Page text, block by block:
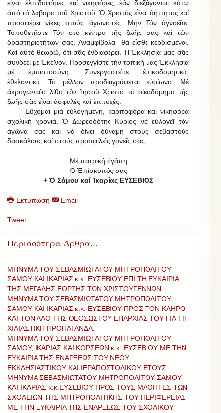
εἶναι ἐλπιδοφόρες καί νικηφόρες, ἐάν διεξάγονται κάτω
ἀπό τό λάβαρο τοῦ Χριστοῦ. Ὁ Χριστός εἶναι ἀήττητος καί
προσφέρει νίκες στούς ἀγωνιστές. Μήν Τόν ἀγνοεῖτε.
Τοποθετῆστε Τόν στό κέντρο τῆς ζωῆς σας καί τῶν
δραστηριοτήτων σας. Ἀναμφίβολα θά εἶσθε κερδισμένοι.
Καί αὐτό θεωρῶ, ὅτι σᾶς ἐνδιαφέρει. Ἡ Ἐκκλησία μας σᾶς
συνδέει μέ Ἐκεῖνον. Προσεγγίστε τήν τοπική μας Ἐκκλησία
μέ ἐμπιστοσύνη. Συνεργαστεῖτε ἐπικοδομητικά,
ἐθελοντικά. Τό μέλλον προδιαγράφεται εὐοίωνο. Μέ
ἀκρογωνιαῖο λίθο τόν Ἰησοῦ Χριστό τό οἰκοδόμημα τῆς
ζωῆς σᾶς εἶναι ἀσφαλές καί ἐπιτυχές.
Εὔχομαι μιά εὐλογημένη, καρποφόρα καί νικηφόρα
σχολική χρονιά. Ὁ Δωρεοδότης Κύριος νά εὐλογεῖ τόν
ἀγώνα σας καί νά δίνει δύναμη στούς σεβαστούς
δασκάλους καί στούς προσφιλεῖς γονεῖς σας.
Μέ πατρική ἀγάπη
Ὁ Ἐπίσκοπός σας
+ Ὁ Σάμου καί Ἰκαρίας ΕΥΣΕΒΙΟΣ
Εκτύπωση Email
Tweet
Περισσότερα Άρθρα...
ΜΗΝΥΜΑ ΤΟΥ ΣΕΒΑΣΜΙΩΤΑΤΟΥ ΜΗΤΡΟΠΟΛΙΤΟΥ
ΣΑΜΟΥ ΚΑΙ ΙΚΑΡΙΑΣ κ.κ. ΕΥΣΕΒΙΟΥ ΕΠΙ ΤΗ ΕΥΚΑΙΡΙΑ
ΤΗΣ ΜΕΓΑΛΗΣ ΕΟΡΤΗΣ ΤΩΝ ΧΡΙΣΤΟΥΓΕΝΝΩΝ.
ΜΗΝΥΜΑ ΤΟΥ ΣΕΒΑΣΜΙΩΤΑΤΟΥ ΜΗΤΡΟΠΟΛΙΤΟΥ
ΣΑΜΟΥ ΚΑΙ ΙΚΑΡΙΑΣ κ.κ. ΕΥΣΕΒΙΟΥ ΠΡΟΣ ΤΟΝ ΚΛΗΡΟ
ΚΑΙ ΤΟΝ ΛΑΟ ΤΗΣ ΘΕΟΣΩΣΤΟΥ ΕΠΑΡΧΙΑΣ ΤΟΥ ΓΙΑ ΤΗ
ΧΙΛΙΑΣΤΙΚΗ ΠΡΟΠΑΓΑΝΔΑ.
ΜΗΝΥΜΑ ΤΟΥ ΣΕΒΑΣΜΙΩΤΑΤΟΥ ΜΗΤΡΟΠΟΛΙΤΟΥ
ΣΑΜΟΥ, ΙΚΑΡΙΑΣ ΚΑΙ ΚΟΡΣΕΩΝ κ.κ. ΕΥΣΕΒΙΟΥ ΜΕ ΤΗΝ
ΕΥΚΑΙΡΙΑ ΤΗΣ ΕΝΑΡΞΕΩΣ ΤΟΥ ΝΕΟΥ
ΕΚΚΛΗΣΙΑΣΤΙΚΟΥ ΚΑΙ ΙΕΡΑΠΟΣΤΟΛΙΚΟΥ ΕΤΟΥΣ.
ΜΗΝΥΜΑ ΣΕΒΑΣΜΙΩΤΑΤΟΥ ΜΗΤΡΟΠΟΛΙΤΟΥ ΣΑΜΟΥ
ΚΑΙ ΙΚΑΡΙΑΣ κ.κ.ΕΥΣΕΒΙΟΥ ΠΡΟΣ ΤΟΥΣ ΜΑΘΗΤΕΣ ΤΩΝ
ΣΧΟΛΕΙΩΝ ΤΗΣ ΜΗΤΡΟΠΟΛΙΤΙΚΗΣ ΤΟΥ ΠΕΡΙΦΕΡΕΙΑΣ
ΜΕ ΤΗΝ ΕΥΚΑΙΡΙΑ ΤΗΣ ΕΝΑΡΞΕΩΣ ΤΟΥ ΣΧΟΛΙΚΟΥ